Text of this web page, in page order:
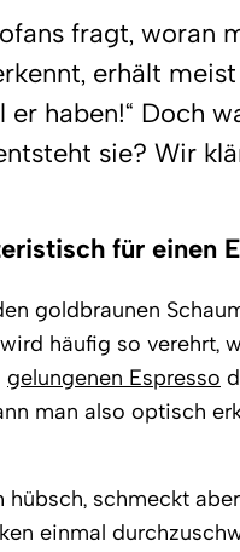
fragt, woran
erhält
er haben!“ Doch
sie? Wir
für einen
goldbraunen
häufig so verehrt,
gelungenen Espresso
man also optisch
schmeckt
einmal